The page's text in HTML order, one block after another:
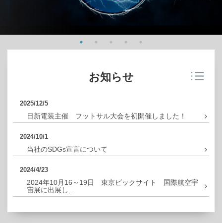
お知らせ
2025/12/5
日新電装主催 フットサル大会を初開催しました！
2024/10/1
当社のSDGs宣言について
2024/4/23
2024年10月16～19日 東京ビックサイト 国際航空宇
宙展に出展し…